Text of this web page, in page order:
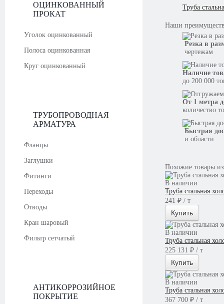
ОЦИНКОВАННЫЙ
ПРОКАТ
Уголок оцинкованный
Полоса оцинкованная
Круг оцинкованный
ТРУБОПРОВОДНАЯ
АРМАТУРА
Фланцы
Заглушки
Фитинги
Переходы
Отводы
Кран шаровый
Фильтр сетчатый
АНТИКОРРОЗИЙНОЕ
ПОКРЫТИЕ
Труба
Наши
Резка в
чертежам
Наличие
до 200 000
От 1 метра
количество
Быстрая
и области
Похожие товары
В наличии
Труба стальная
241 ₽ / т
Купить
В наличии
Труба стальная
225 131 ₽ / т
Купить
В наличии
Труба стальная
367 700 ₽ / т